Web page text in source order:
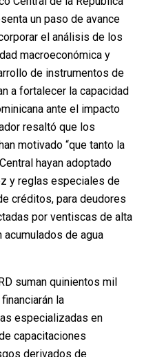
un paso de avance
el análisis de los
macroeconómica y
de instrumentos de
a fortalecer la capacidad
ante el impacto
resaltó que los
motivado “que tanto la
hayan adoptado
y reglas especiales de
créditos, para deudores
por ventiscas de alta
de agua
suman quinientos mil
la
especializadas en
capacitaciones
derivados de